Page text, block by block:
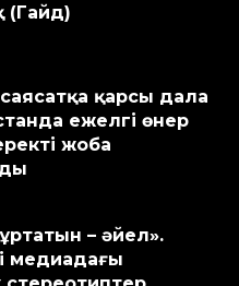
(Гайд)
қарсы дала
ежелгі өнер
жоба
– әйел».
медиадағы